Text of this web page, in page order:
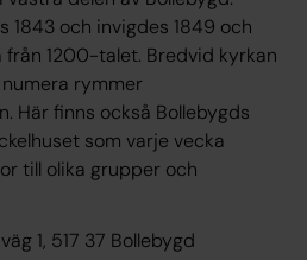
1843 och invigdes 1849 och
1200-talet. Bredvid kyrkan
rymmer
Här finns också Bollebygds
som varje vecka
till olika grupper och
1, 517 37 Bollebygd